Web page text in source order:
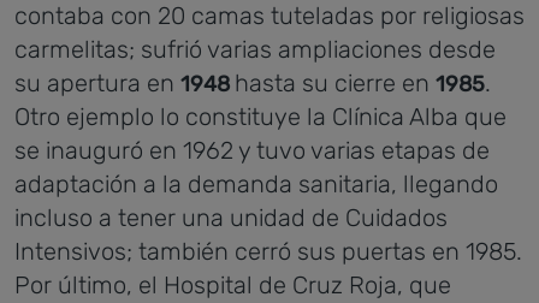
contaba con 20 camas tuteladas por religiosas
carmelitas; sufrió varias ampliaciones desde
su apertura en 1948 hasta su cierre en 1985.
Otro ejemplo lo constituye la Clínica Alba que
se inauguró en 1962 y tuvo varias etapas de
adaptación a la demanda sanitaria, llegando
incluso a tener una unidad de Cuidados
Intensivos; también cerró sus puertas en 1985.
Por último, el Hospital de Cruz Roja, que